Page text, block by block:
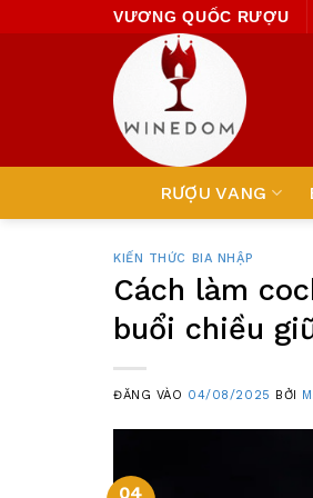
to
VƯƠNG QUỐC RƯỢU
RƯỢU VANG
KIẾN THỨC BIA NHẬP
Cách làm
buổi chiều
ĐĂNG VÀO 04/08/2025 BỞI
04